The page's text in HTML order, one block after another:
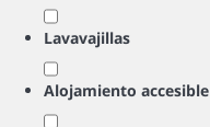
Lavavajillas
Alojamiento accesible